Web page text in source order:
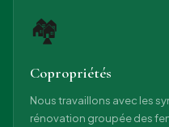
🏘
Copropriétés
Nous travaillons avec les
rénovation groupée des